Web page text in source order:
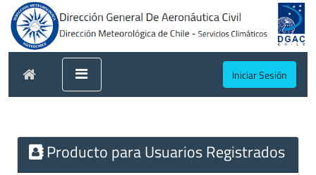
Iniciar Sesión
Producto para Usuarios Registrados